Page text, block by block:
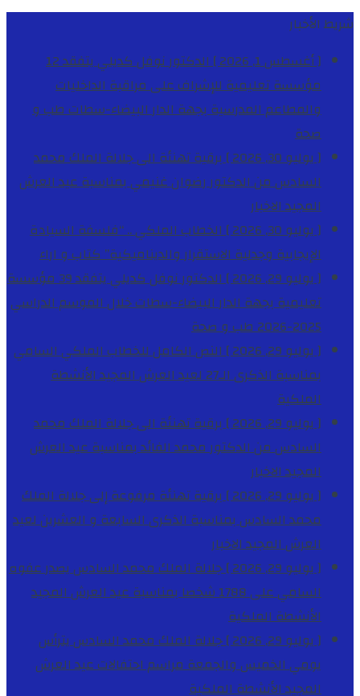
شريط الأخبار
[ أغسطس 1, 2026 ]
الدكتور نوفل كديلي يتفقد 12
مؤسسة تعليمية للإشراف على مراقبة الداخليات
والمطاعم المدرسية بجهة الدار البيضاء-سطاتطب و
صحة
[ يوليو 30, 2026 ]
برقية تهنئة الى جلالة الملك محمد
السادس من الدكتور رضوان غنيمي بمناسبة عيد العرش
المجيدالاخبار
[ يوليو 30, 2026 ]
الخطاب الملكي .. “فلسفة السيادة
الإيجابية وجدلية الاستقرار والديناميكية”كتاب و اراء
[ يوليو 29, 2026 ]
الدكتور نوفل كديلي يتفقد 39 مؤسسة
تعليمية بجهة الدار البيضاء-سطات خلال الموسم الدراسي
2025-2026
طب و صحة
[ يوليو 29, 2026 ]
النص الكامل للخطاب الملكي السامي
بمناسبة الذكرى الـ27 لعيد العرش المجيد
الأنشطة
الملكية
[ يوليو 29, 2026 ]
برقية تهنئة الى جلالة الملك محمد
السادس من الدكتور محمد الفائد بمناسبة عيد العرش
المجيدالاخبار
[ يوليو 29, 2026 ]
برقية تهنئة مرفوعة إلى جلالة الملك
محمد السادس بمناسبة الذكرى السابعة و العشرين لعيد
العرش المجيدالاخبار
[ يوليو 29, 2026 ]
جلالة الملك محمد السادس يصدر عفوه
السامي على 1788 شخصا بمناسبة عيد العرش المجيد
الأنشطة الملكية
[ يوليو 29, 2026 ]
جلالة الملك محمد السادس يترأس
يومي الخميس والجمعة مراسم احتفالات عيد العرش
المجيدالأنشطة الملكية